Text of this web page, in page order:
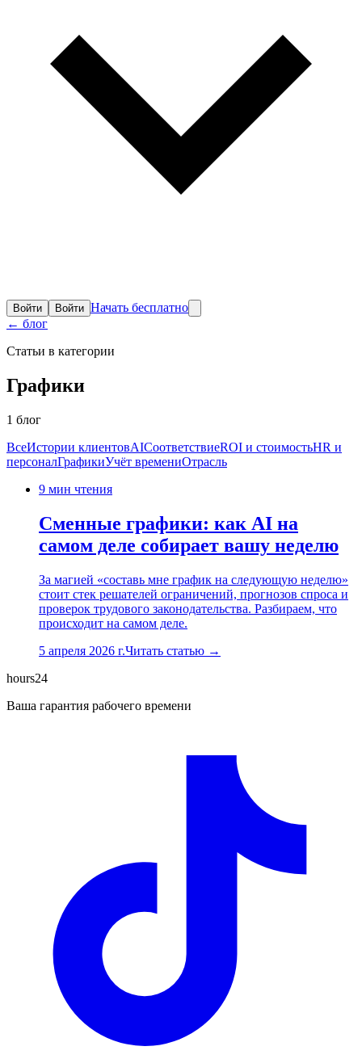
Войти Войти Начать бесплатно
← блог
Статьи в категории
Графики
1 блог
ВсеИстории клиентовAIСоответствиеROI и стоимостьHR и
персоналГрафикиУчёт времениОтрасль
9 мин чтения
Сменные графики: как AI на
самом деле собирает вашу неделю
За магией «составь мне график на следующую неделю»
стоит стек решателей ограничений, прогнозов спроса и
проверок трудового законодательства. Разбираем, что
происходит на самом деле.
5 апреля 2026 г.Читать статью →
hours24
Ваша гарантия рабочего времени